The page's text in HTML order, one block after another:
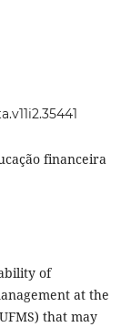
financeira
of
at the
that may